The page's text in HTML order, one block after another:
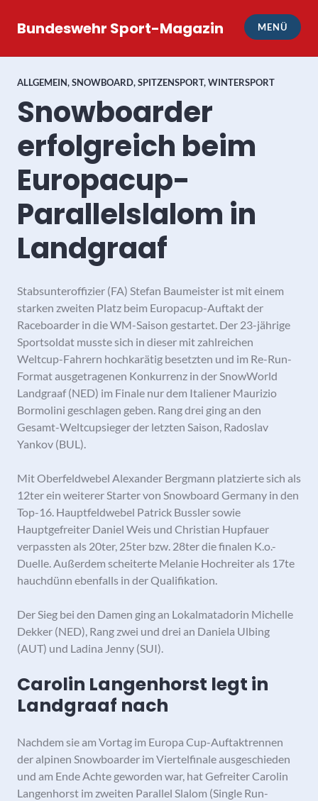
InhaltBundeswehr Sport-Magazin MENÜ
ALLGEMEIN,SNOWBOARD,SPITZENSPORT,WINTERSPORT
Snowboarder
erfolgreich beim
Europacup-
Parallelslalom in
Landgraaf
Stabsunteroffizier (FA) Stefan Baumeister ist mit einem
starken zweiten Platz beim Europacup-Auftakt der
Raceboarder in die WM-Saison gestartet. Der 23-jährige
Sportsoldat musste sich in dieser mit zahlreichen
Weltcup-Fahrern hochkarätig besetzten und im Re-Run-
Format ausgetragenen Konkurrenz in der SnowWorld
Landgraaf (NED) im Finale nur dem Italiener Maurizio
Bormolini geschlagen geben. Rang drei ging an den
Gesamt-Weltcupsieger der letzten Saison, Radoslav
Yankov (BUL).
Mit Oberfeldwebel Alexander Bergmann platzierte sich als
12ter ein weiterer Starter von Snowboard Germany in den
Top-16. Hauptfeldwebel Patrick Bussler sowie
Hauptgefreiter Daniel Weis und Christian Hupfauer
verpassten als 20ter, 25ter bzw. 28ter die finalen K.o.-
Duelle. Außerdem scheiterte Melanie Hochreiter als 17te
hauchdünn ebenfalls in der Qualifikation.
Der Sieg bei den Damen ging an Lokalmatadorin Michelle
Dekker (NED), Rang zwei und drei an Daniela Ulbing
(AUT) und Ladina Jenny (SUI).
Carolin Langenhorst legt in
Landgraaf nach
Nachdem sie am Vortag im Europa Cup-Auftaktrennen
der alpinen Snowboarder im Viertelfinale ausgeschieden
und am Ende Achte geworden war, hat Gefreiter Carolin
Langenhorst im zweiten Parallel Slalom (Single Run-